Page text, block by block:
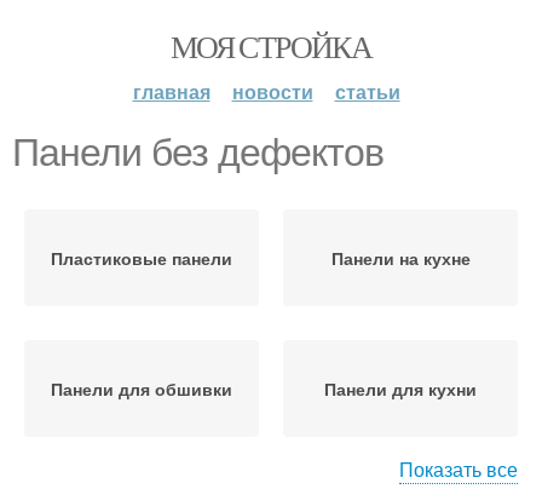
МОЯ СТРОЙКА
главная новости статьи
Панели без дефектов
Пластиковые панели Панели на кухне
Панели для обшивки Панели для кухни
Показать все